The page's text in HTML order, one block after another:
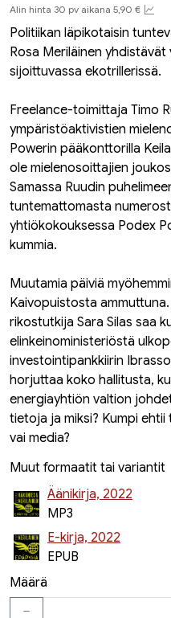
Alin hinta 30 pv aikana 5,90 €
Politiikan läpikotaisin
Rosa Meriläinen
sijoittuvassa ekotrillerissä.
Freelance-toimittaja Timo
ympäristöaktivistien
Powerin pääkonttorilla
ole mielenosoittajien
Samassa Ruudin
tuntemattomasta
yhtiökokouksessa Podex
kummia.
Muutamia päiviä
Kaivopuistosta
rikostutkija Sara Silas saa
elinkeinoministeriöstä
investointipankkiirin
horjuttaa koko hallitusta,
energiayhtiön valtion
tietoja ja miksi? Kumpi
vai media?
Muut formaatit tai variantit
Äänikirja, 2022
MP3
E-kirja, 2022
EPUB
Määrä